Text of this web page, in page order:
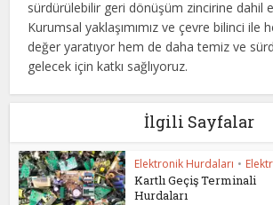
sürdürülebilir geri dönüşüm zincirine dahil
Kurumsal yaklaşımımız ve çevre bilinci ile
değer yaratıyor hem de daha temiz ve
gelecek için katkı sağlıyoruz.
İlgili Sayfalar
Elektronik Hurdaları •
Kartlı Geçiş Terminali
Hurdaları